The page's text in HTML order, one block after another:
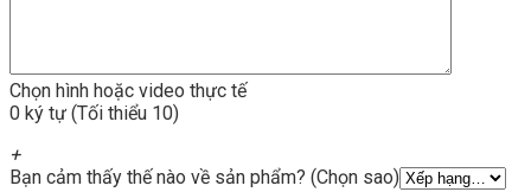
Chọn hình hoặc video thực tế
0 ký tự (Tối thiểu 10)
+
Bạn cảm thấy thế nào về sản phẩm? (Chọn sao)